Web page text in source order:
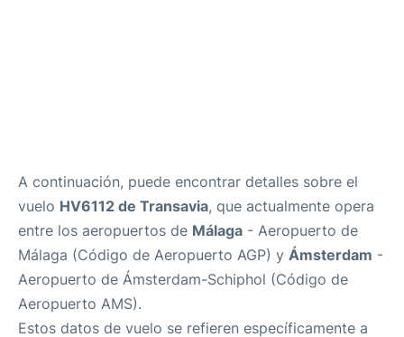
A continuación, puede encontrar detalles sobre el
vuelo HV6112 de Transavia, que actualmente opera
entre los aeropuertos de Málaga - Aeropuerto de
Málaga (Código de Aeropuerto AGP) y Ámsterdam -
Aeropuerto de Ámsterdam-Schiphol (Código de
Aeropuerto AMS).
Estos datos de vuelo se refieren específicamente a